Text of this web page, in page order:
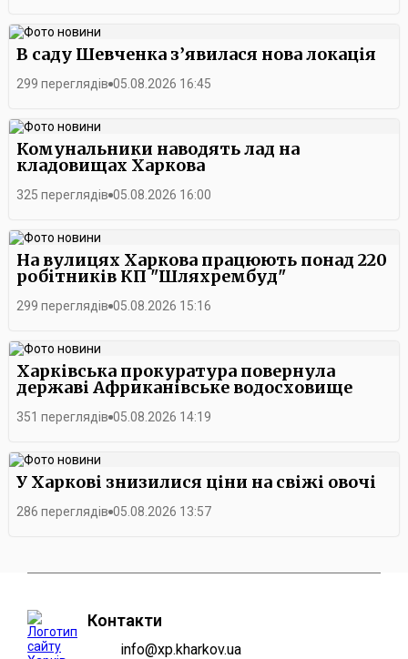
В саду Шевченка з’явилася нова локація
299 переглядів 05.08.2026 16:45
Комунальники наводять лад на
кладовищах Харкова
325 переглядів 05.08.2026 16:00
На вулицях Харкова працюють понад 220
робітників КП "Шляхрембуд"
299 переглядів 05.08.2026 15:16
Харківська прокуратура повернула
державі Африканівське водосховище
351 переглядів 05.08.2026 14:19
У Харкові знизилися ціни на свіжі овочі
286 переглядів 05.08.2026 13:57
Контакти
info@xp.kharkov.ua